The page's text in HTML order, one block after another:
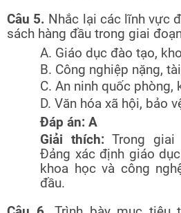
Câu 5. Nhắc lại các lĩnh vực
sách hàng đầu trong giai
A. Giáo dục đào tạo,
B. Công nghiệp nặng,
C. An ninh quốc phòng,
D. Văn hóa xã hội, bảo
Đáp án: A
Giải thích:Trong
Đảng xác định giáo
khoa học và công
đầu.